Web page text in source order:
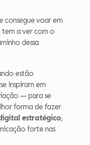
consegue voar em
tem a ver com o
dessa
estão
inspiram em
— para se
forma de fazer
estratégico,
forte nas